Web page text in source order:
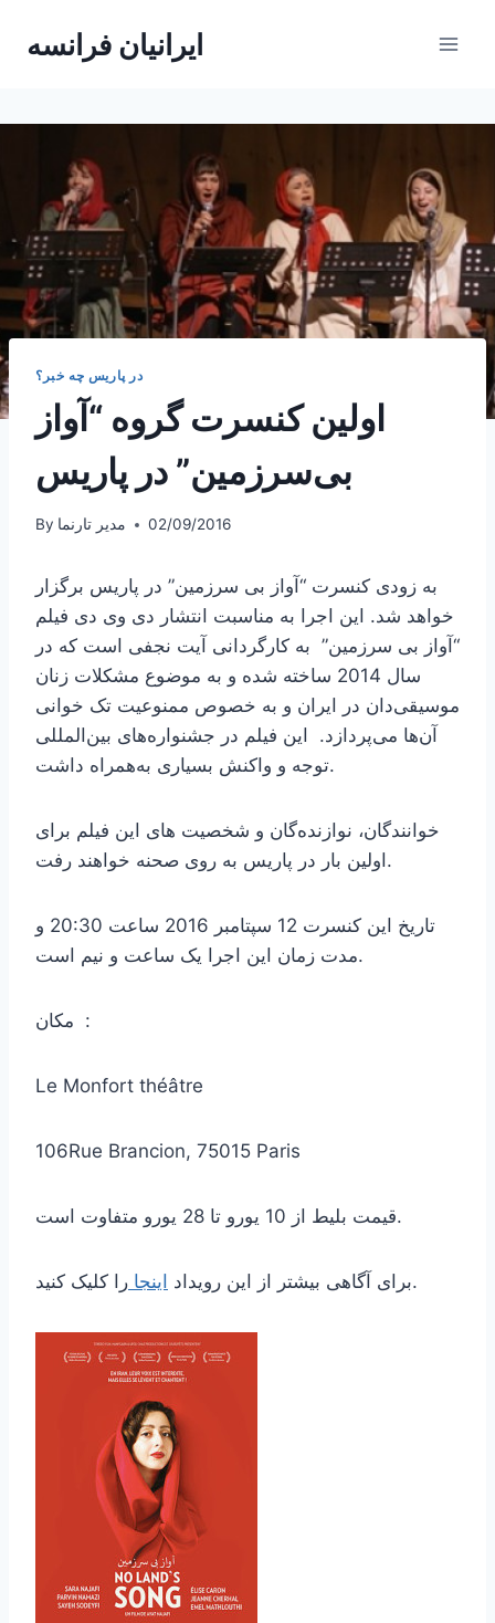
ایرانیان فرانسه
در پاریس چه خبر؟
اولین کنسرت گروه “آواز
بی‌سرزمین” در پاریس
By مدیر تارنما 02/09/2016
به زودی کنسرت “آواز بی سرزمین” در پاریس برگزار
خواهد شد. این اجرا به مناسبت انتشار دی وی دی فیلم
“آواز بی سرزمین” به کارگردانی آیت نجفی است که در
سال 2014 ساخته شده و به موضوع مشکلات زنان
موسیقی‌دان در ایران و به خصوص ممنوعیت تک خوانی
آن‌ها می‌پردازد. این فیلم در جشنواره‌های بین‌المللی
توجه و واکنش بسیاری به‌همراه داشت.
خوانندگان، نوازنده‌گان و شخصیت های این فیلم برای
اولین بار در پاریس به روی صحنه خواهند رفت.
تاریخ این کنسرت 12 سپتامبر 2016 ساعت 20:30 و
مدت زمان این اجرا یک ساعت و نیم است.
مکان :
Le Monfort théâtre
106Rue Brancion, 75015 Paris
قیمت بلیط از 10 یورو تا 28 یورو متفاوت است.
برای آگاهی بیشتر از این رویداد اینجا را کلیک کنید.